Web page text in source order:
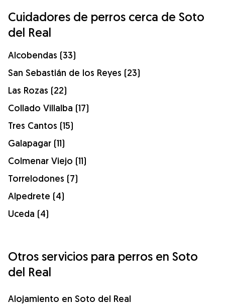
Cuidadores de perros cerca de Soto
del Real
Alcobendas (33)
San Sebastián de los Reyes (23)
Las Rozas (22)
Collado Villalba (17)
Tres Cantos (15)
Galapagar (11)
Colmenar Viejo (11)
Torrelodones (7)
Alpedrete (4)
Uceda (4)
Otros servicios para perros en Soto
del Real
Alojamiento en Soto del Real